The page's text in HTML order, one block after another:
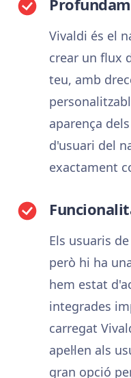
Vivaldi és el
crear un flux
teu, amb
aparença
d'usuari del
exactament
Els usuaris
però hi ha
hem estat
integrades
carregat
apel·len als
gran opció